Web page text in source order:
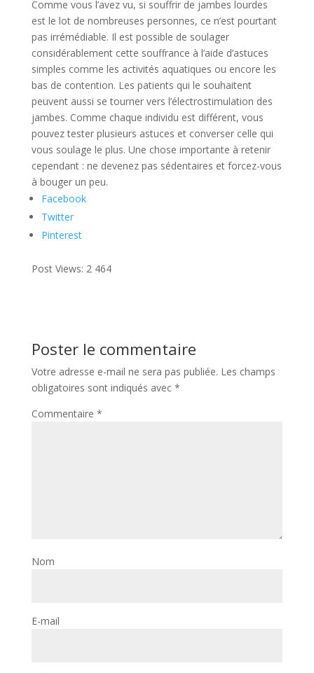
Comme vous l’avez vu, si souffrir de jambes lourdes
est le lot de nombreuses personnes, ce n’est pourtant
pas irrémédiable. Il est possible de soulager
considérablement cette souffrance à l’aide d’astuces
simples comme les activités aquatiques ou encore les
bas de contention. Les patients qui le souhaitent
peuvent aussi se tourner vers l’électrostimulation des
jambes. Comme chaque individu est différent, vous
pouvez tester plusieurs astuces et converser celle qui
vous soulage le plus. Une chose importante à retenir
cependant : ne devenez pas sédentaires et forcez-vous
à bouger un peu.
Facebook
Twitter
Pinterest
Post Views: 2 464
Poster le commentaire
Votre adresse e-mail ne sera pas publiée. Les champs
obligatoires sont indiqués avec *
Commentaire *
Nom
E-mail